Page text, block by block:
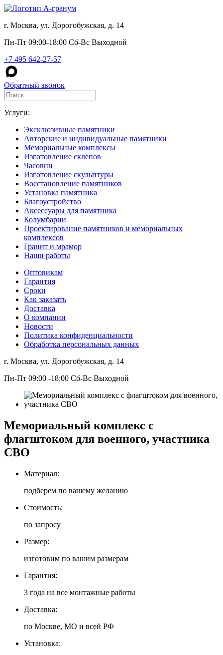
г. Москва, ул. Дорогобужская, д. 14
Пн-Пт 09:00-18:00 Сб-Вс Выходной
+7 495 642-27-57
Обратный звонок
Услуги:
Эксклюзивные памятники
Авторские и индивидуальные памятники
Мемориальные комплексы
Изготовление склепов
Часовни
Изготовление скульптуры
Восстановление памятников
Установка памятника
Благоустройство
Аксессуары для памятника
Колумбарии
Проектирование памятников и мемориальных
комплексов
Гранит и мрамор
Наши работы
Оптовикам
Гарантия
Сроки
Как заказать
Доставка
О компании
Новости
Политика конфиденциальности
Обработка персональных данных
г. Москва, ул. Дорогобужская, д. 14
Пн-Пт 09:00 -18:00 Сб-Вс Выходной
Мемориальный комплекс с
флагштоком для военного, участника
СВО
Материал:
подберем по вашему желанию
Стоимость:
по запросу
Размер:
изготовим по вашим размерам
Гарантия:
3 года на все монтажные работы
Доставка:
по Москве, МО и всей РФ
Установка: